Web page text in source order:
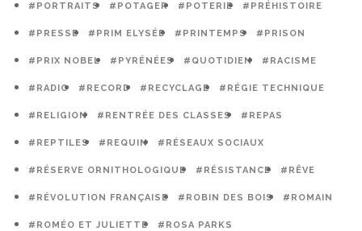
#PORTRAITS #POTAGER #POTERIE #PRÉHISTOIRE
#PRESSE #PRIM ELYSÉE #PRINTEMPS #PRISON
#PRIX NOBEL #PYRÉNÉES #QUOTIDIEN #RACISME
#RADIO #RECORD #RECYCLAGE #RÉGIE TECHNIQUE
#RELIGION #RENTRÉE DES CLASSES #REPAS
#REPTILES #REQUIN #RÉSEAUX SOCIAUX
#RÉSERVE ORNITHOLOGIQUE #RÉSISTANCE #RÊVE
#RÉVOLUTION FRANÇAISE #ROBIN DES BOIS #ROMAIN
#ROMÉO ET JULIETTE #ROSA PARKS